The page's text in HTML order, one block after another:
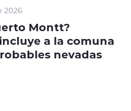
2026
Montt?
a la comuna
nevadas